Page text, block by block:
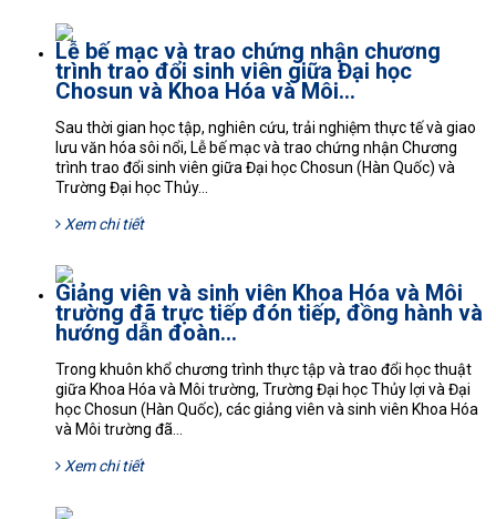
Lễ bế mạc và trao chứng nhận chương
trình trao đổi sinh viên giữa Đại học
Chosun và Khoa Hóa và Môi...
Sau thời gian học tập, nghiên cứu, trải nghiệm thực tế và giao
lưu văn hóa sôi nổi, Lễ bế mạc và trao chứng nhận Chương
trình trao đổi sinh viên giữa Đại học Chosun (Hàn Quốc) và
Trường Đại học Thủy...
Xem chi tiết
Giảng viên và sinh viên Khoa Hóa và Môi
trường đã trực tiếp đón tiếp, đồng hành và
hướng dẫn đoàn...
Trong khuôn khổ chương trình thực tập và trao đổi học thuật
giữa Khoa Hóa và Môi trường, Trường Đại học Thủy lợi và Đại
học Chosun (Hàn Quốc), các giảng viên và sinh viên Khoa Hóa
và Môi trường đã...
Xem chi tiết